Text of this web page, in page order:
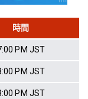
時間
PM JST
PM JST
PM JST